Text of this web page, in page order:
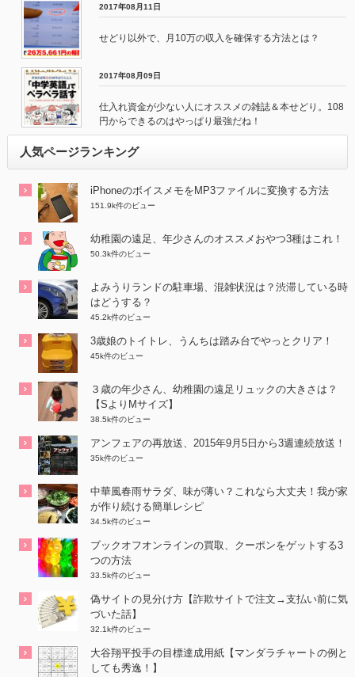
2017年08月11日
せどり以外で、月10万の収入を確保する方法とは？
2017年08月09日
仕入れ資金が少ない人にオススメの雑誌＆本せどり。108
円からできるのはやっぱり最強だね！
人気ページランキング
iPhoneのボイスメモをMP3ファイルに変換する方法
151.9k件のビュー
幼稚園の遠足、年少さんのオススメおやつ3種はこれ！
50.3k件のビュー
よみうりランドの駐車場、混雑状況は？渋滞している時
はどうする？
45.2k件のビュー
3歳娘のトイトレ、うんちは踏み台でやっとクリア！
45k件のビュー
３歳の年少さん、幼稚園の遠足リュックの大きさは？
【SよりMサイズ】
38.5k件のビュー
アンフェアの再放送、2015年9月5日から3週連続放送！
35k件のビュー
中華風春雨サラダ、味が薄い？これなら大丈夫！我が家
が作り続ける簡単レシピ
34.5k件のビュー
ブックオフオンラインの買取、クーポンをゲットする3
つの方法
33.5k件のビュー
偽サイトの見分け方【詐欺サイトで注文→支払い前に気
づいた話】
32.1k件のビュー
大谷翔平投手の目標達成用紙【マンダラチャートの例と
しても秀逸！】